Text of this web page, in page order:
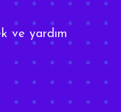
ve yardım